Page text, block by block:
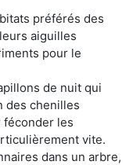
préférés des
aiguilles
pour le
de nuit qui
des chenilles
féconder les
vite.
dans un arbre,